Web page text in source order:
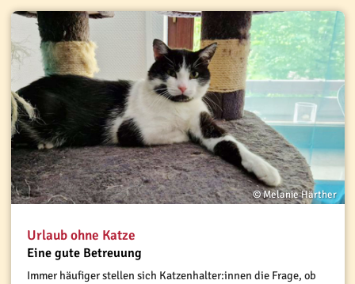
© Melanie Härther
Urlaub ohne Katze
Eine gute Betreuung
Immer häufiger stellen sich Katzenhalter:innen die Frage, ob